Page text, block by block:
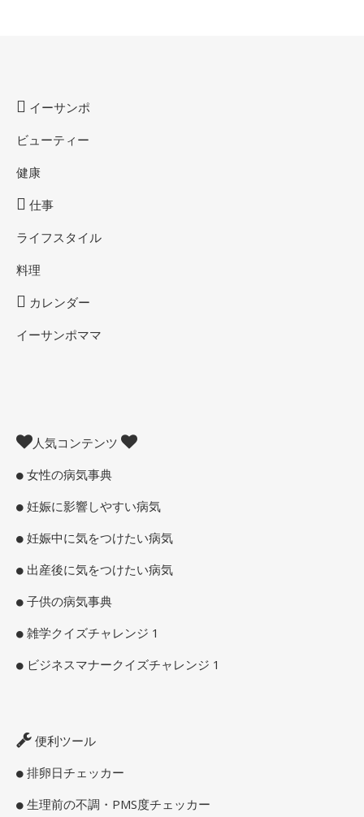
イーサンポ
ビューティー
健康
仕事
ライフスタイル
料理
カレンダー
イーサンポママ
人気コンテンツ
女性の病気事典
妊娠に影響しやすい病気
妊娠中に気をつけたい病気
出産後に気をつけたい病気
子供の病気事典
雑学クイズチャレンジ 1
ビジネスマナークイズチャレンジ 1
便利ツール
排卵日チェッカー
生理前の不調・PMS度チェッカー